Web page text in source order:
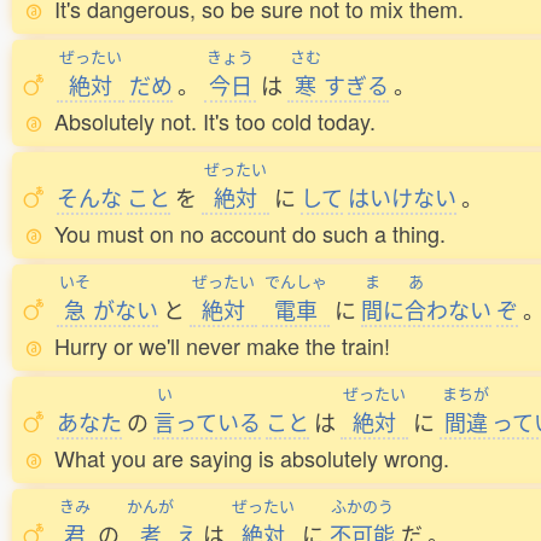
It's dangerous, so be sure not to mix them.
ぜったい
絶対 だめ。
きょう
今日 は
さむ
寒 すぎる 。
Absolutely not. It's too cold today.
そんな こと を
ぜったい
絶対 に して はいけない。
You must on no account do such a thing.
いそ
急 がない と
ぜったい
絶対
でんしゃ
電車 に
ま
間に
あ
合わない ぞ。
Hurry or we'll never make the train!
あなた の
い
言っている こと は
ぜったい
絶対 に
まちが
間違 っ
What you are saying is absolutely wrong.
きみ
君 の
かんが
考 え は
ぜったい
絶対 に
ふかのう
不可能 だ。